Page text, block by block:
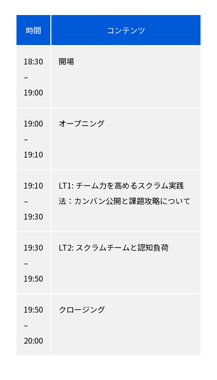
時間 コンテンツ
18:30
–
19:00
開場
19:00
–
19:10
オープニング
19:10
–
19:30
LT1: チーム力を高めるスクラム実践
法：カンバン公開と課題攻略について
19:30
–
19:50
LT2: スクラムチームと認知負荷
19:50
–
20:00
クロージング